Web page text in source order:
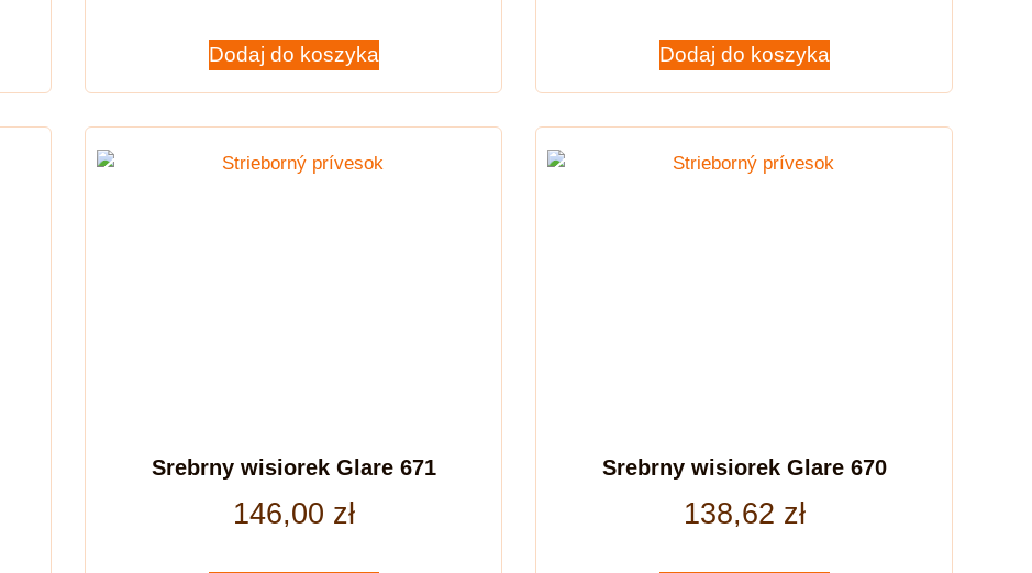
Dodaj do koszyka Dodaj do koszyka
Srebrny wisiorek Glare 671
146,00 zł
Srebrny wisiorek Glare 670
138,62 zł